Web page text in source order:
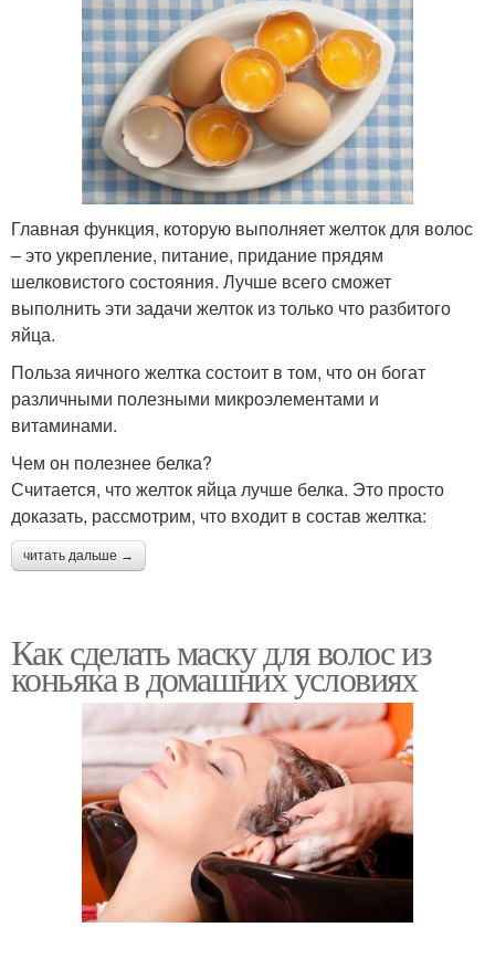
Главная функция, которую выполняет желток для волос
– это укрепление, питание, придание прядям
шелковистого состояния. Лучше всего сможет
выполнить эти задачи желток из только что разбитого
яйца.
Польза яичного желтка состоит в том, что он богат
различными полезными микроэлементами и
витаминами.
Чем он полезнее белка?
Считается, что желток яйца лучше белка. Это просто
доказать, рассмотрим, что входит в состав желтка:
читать дальше →
Как сделать маску для волос из
коньяка в домашних условиях